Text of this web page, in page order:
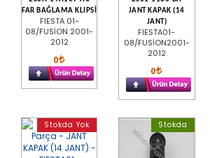
FAR BAĞLAMA KLIPSİ
FIESTA 01-
08/FUSİON 2001-
2012
0
JANT KAPAK (14
JANT)
FIESTA01-
08/FUSİON2001-
2012
0
Stokda Yok Stokda